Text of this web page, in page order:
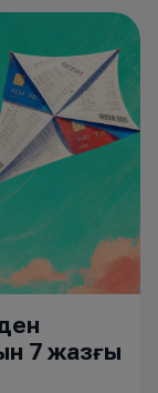
7 жазғы